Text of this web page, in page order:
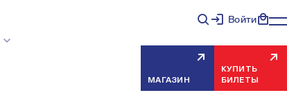
Войти
МАГАЗИН
КУПИТЬ
БИЛЕТЫ